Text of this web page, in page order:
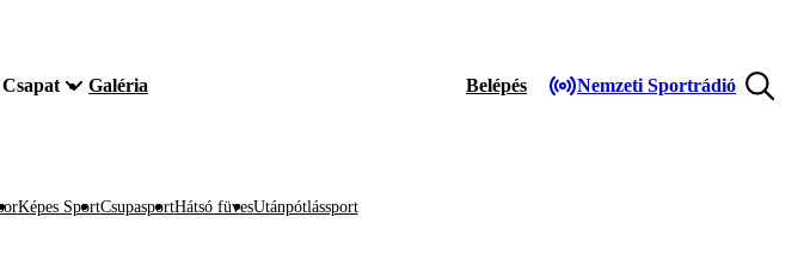
Csapat Galéria Belépés Nemzeti Sportrádió
Képes SportCsupasportHátsó füvesUtánpótlássport